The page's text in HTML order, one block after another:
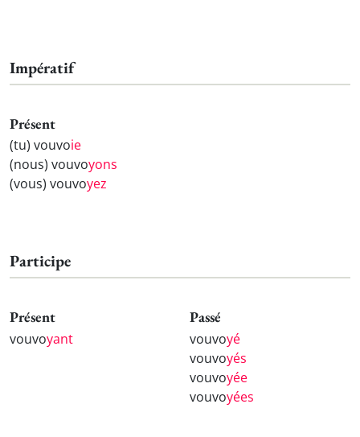
Impératif
Présent
(tu) vouvoie
(nous) vouvoyons
(vous) vouvoyez
Participe
Présent
vouvoyant
Passé
vouvoyé
vouvoyés
vouvoyée
vouvoyées